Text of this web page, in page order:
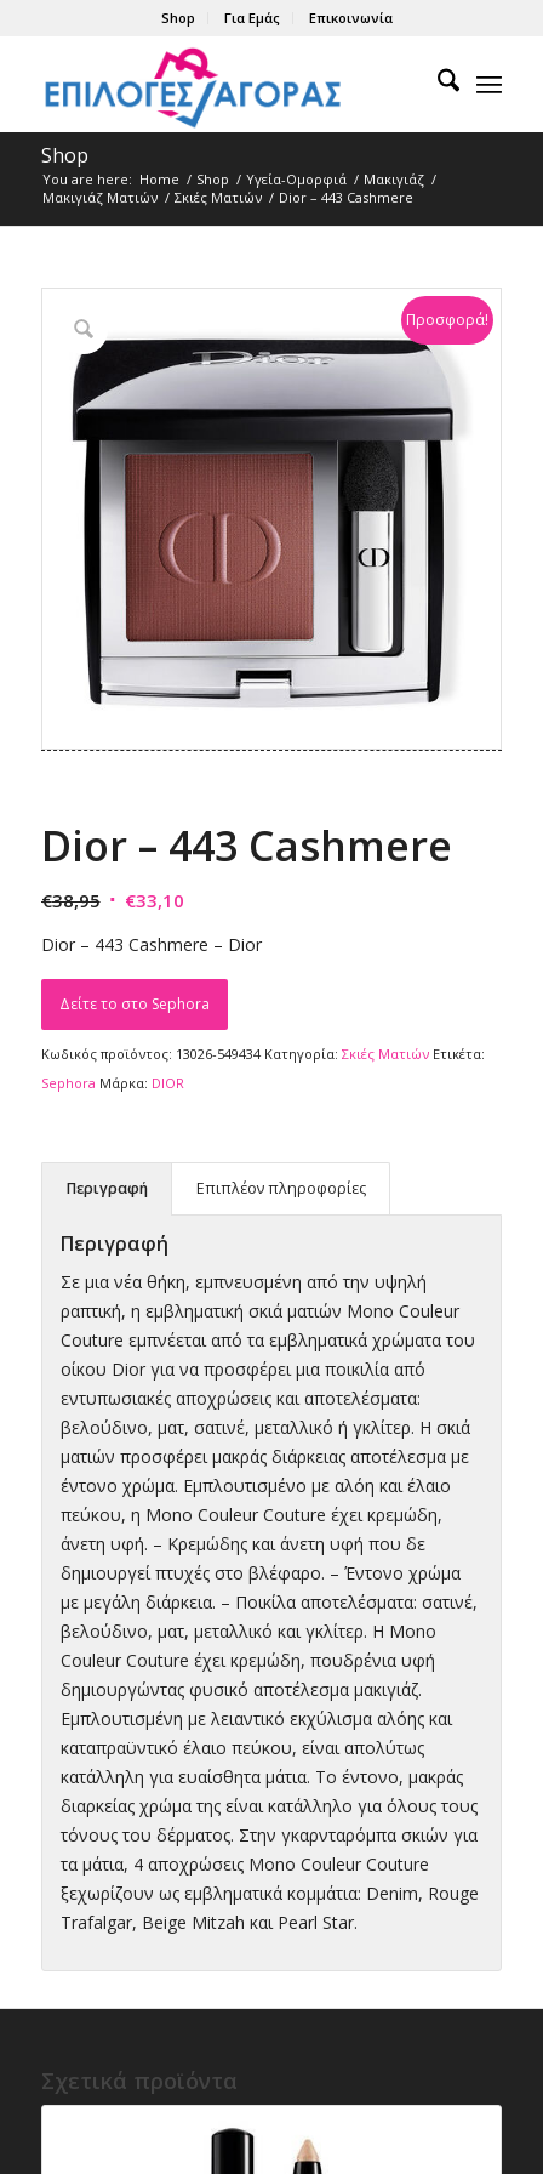
Shop Για Εμάς Επικοινωνία
Shop
You are here: Home / Shop / Υγεία-Ομορφιά / Μακιγιάζ /
Μακιγιάζ Ματιών / Σκιές Ματιών / Dior – 443 Cashmere
Προσφορά!
Dior – 443 Cashmere
€38,95 Original
was:
€38,95.
€33,10Η
τιμή
είναι:
€33,10.
Dior – 443 Cashmere – Dior
Δείτε το στο Sephora
Κωδικός προϊόντος: 13026-549434 Κατηγορία: Σκιές Ματιών Ετικέτα:
Sephora Μάρκα: DIOR
Περιγραφή Επιπλέον πληροφορίες
Περιγραφή
Σε μια νέα θήκη, εμπνευσμένη από την υψηλή
ραπτική, η εμβληματική σκιά ματιών Mono Couleur
Couture εμπνέεται από τα εμβληματικά χρώματα του
οίκου Dior για να προσφέρει μια ποικιλία από
εντυπωσιακές αποχρώσεις και αποτελέσματα:
βελούδινο, ματ, σατινέ, μεταλλικό ή γκλίτερ. Η σκιά
ματιών προσφέρει μακράς διάρκειας αποτέλεσμα με
έντονο χρώμα. Εμπλουτισμένο με αλόη και έλαιο
πεύκου, η Mono Couleur Couture έχει κρεμώδη,
άνετη υφή. – Κρεμώδης και άνετη υφή που δε
δημιουργεί πτυχές στο βλέφαρο. – Έντονο χρώμα
με μεγάλη διάρκεια. – Ποικίλα αποτελέσματα: σατινέ,
βελούδινο, ματ, μεταλλικό και γκλίτερ. Η Mono
Couleur Couture έχει κρεμώδη, πουδρένια υφή
δημιουργώντας φυσικό αποτέλεσμα μακιγιάζ.
Εμπλουτισμένη με λειαντικό εκχύλισμα αλόης και
καταπραϋντικό έλαιο πεύκου, είναι απολύτως
κατάλληλη για ευαίσθητα μάτια. Το έντονο, μακράς
διαρκείας χρώμα της είναι κατάλληλο για όλους τους
τόνους του δέρματος. Στην γκαρνταρόμπα σκιών για
τα μάτια, 4 αποχρώσεις Mono Couleur Couture
ξεχωρίζουν ως εμβληματικά κομμάτια: Denim, Rouge
Trafalgar, Beige Mitzah και Pearl Star.
Σχετικά προϊόντα